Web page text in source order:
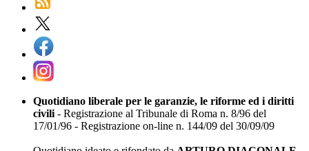
Quotidiano liberale per le garanzie, le riforme ed i diritti
civili - Registrazione al Tribunale di Roma n. 8/96 del
17/01/96 - Registrazione on-line n. 144/09 del 30/09/09